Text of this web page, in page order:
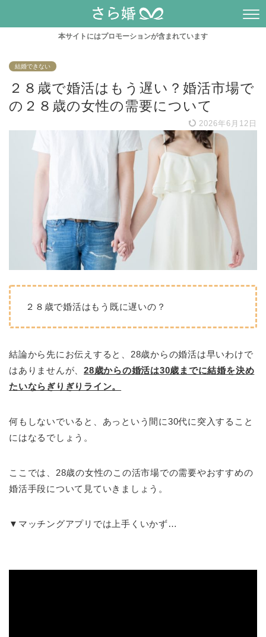
本サイトにはプロモーションが含まれています
結婚できない
２８歳で婚活はもう遅い？婚活市場で
の２８歳の女性の需要について
2026年6月12日
２８歳で婚活はもう既に遅いの？
結論から先にお伝えすると、28歳からの婚活は早いわけで
はありませんが、28歳からの婚活は30歳までに結婚を決め
たいならぎりぎりライン。
何もしないでいると、あっという間に30代に突入すること
にはなるでしょう。
ここでは、28歳の女性のこの活市場での需要やおすすめの
婚活手段について見ていきましょう。
▼マッチングアプリでは上手くいかず…